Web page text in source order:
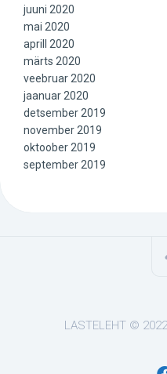
juuni 2020
mai 2020
aprill 2020
märts 2020
veebruar 2020
jaanuar 2020
detsember 2019
november 2019
oktoober 2019
september 2019
LASTELEHT ©